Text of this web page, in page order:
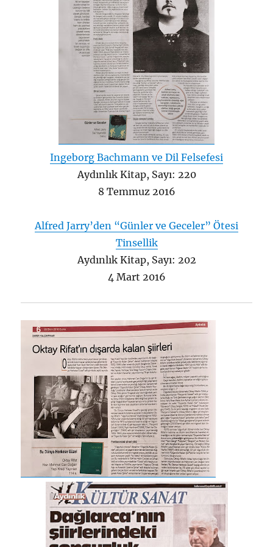
Ingeborg Bachmann ve Dil Felsefesi
Aydınlık Kitap, Sayı: 220
8 Temmuz 2016
Alfred Jarry’den “Günler ve Geceler” Ötesi
Tinsellik
Aydınlık Kitap, Sayı: 202
4 Mart 2016